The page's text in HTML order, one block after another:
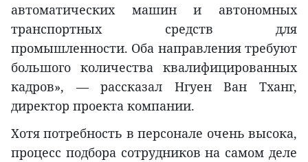
автоматических машин и автономных
транспортных средств для
промышленности. Оба направления требуют
большого количества квалифицированных
кадров», — рассказал Нгуен Ван Тханг,
директор проекта компании.
Хотя потребность в персонале очень высока,
процесс подбора сотрудников на самом деле